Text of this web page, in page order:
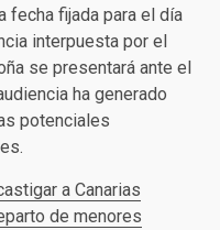
fecha fijada para el día
interpuesta por el
se presentará ante el
ha generado
potenciales
a Canarias
de menores